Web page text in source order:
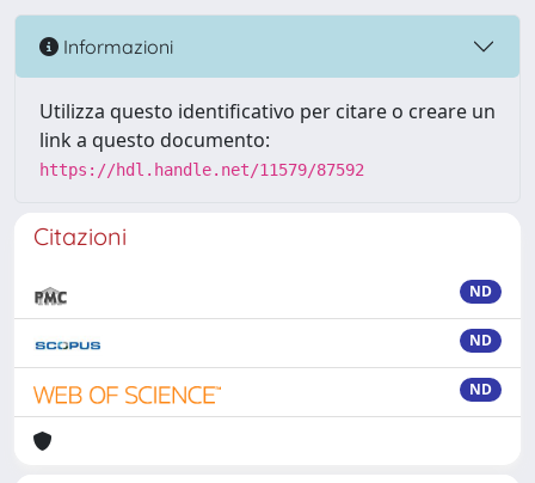
Informazioni
Utilizza questo identificativo per citare o creare un
link a questo documento:
https://hdl.handle.net/11579/87592
Citazioni
ND
ND
ND